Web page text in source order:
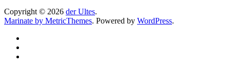
Copyright © 2026 der Ultes.
Marinate by MetricThemes. Powered by WordPress.